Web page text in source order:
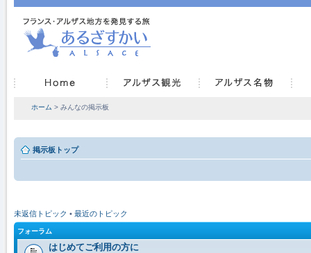
ホーム > みんなの掲示板
掲示板トップ
未返信トピック • 最近のトピック
フォーラム
はじめてご利用の方に